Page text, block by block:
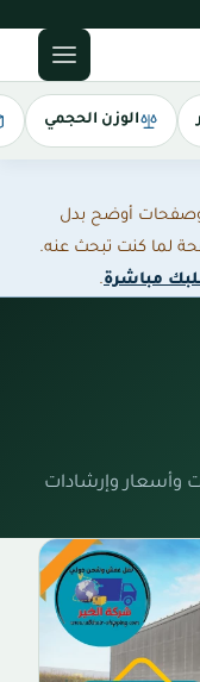
الوزن الحجمي
وصفحات أوضح بدل
لما كنت تبحث عنه.
مباشرة.
وأسعار وإرشادات